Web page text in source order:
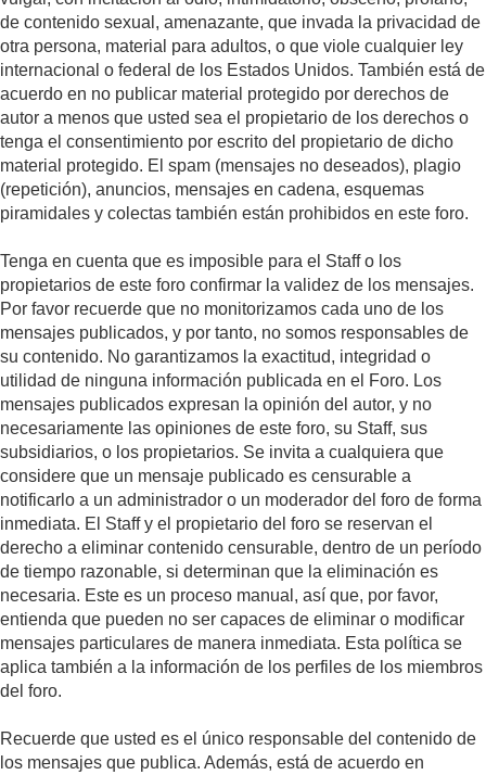
de contenido sexual, amenazante, que invada la privacidad de
otra persona, material para adultos, o que viole cualquier ley
internacional o federal de los Estados Unidos. También está de
acuerdo en no publicar material protegido por derechos de
autor a menos que usted sea el propietario de los derechos o
tenga el consentimiento por escrito del propietario de dicho
material protegido. El spam (mensajes no deseados), plagio
(repetición), anuncios, mensajes en cadena, esquemas
piramidales y colectas también están prohibidos en este foro.
Tenga en cuenta que es imposible para el Staff o los
propietarios de este foro confirmar la validez de los mensajes.
Por favor recuerde que no monitorizamos cada uno de los
mensajes publicados, y por tanto, no somos responsables de
su contenido. No garantizamos la exactitud, integridad o
utilidad de ninguna información publicada en el Foro. Los
mensajes publicados expresan la opinión del autor, y no
necesariamente las opiniones de este foro, su Staff, sus
subsidiarios, o los propietarios. Se invita a cualquiera que
considere que un mensaje publicado es censurable a
notificarlo a un administrador o un moderador del foro de forma
inmediata. El Staff y el propietario del foro se reservan el
derecho a eliminar contenido censurable, dentro de un período
de tiempo razonable, si determinan que la eliminación es
necesaria. Este es un proceso manual, así que, por favor,
entienda que pueden no ser capaces de eliminar o modificar
mensajes particulares de manera inmediata. Esta política se
aplica también a la información de los perfiles de los miembros
del foro.
Recuerde que usted es el único responsable del contenido de
los mensajes que publica. Además, está de acuerdo en